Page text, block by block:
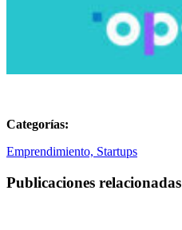
Categorías:
Emprendimiento, Startups
Publicaciones relacionadas